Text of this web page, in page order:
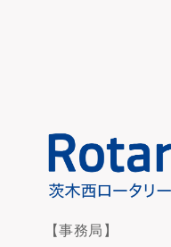
【事務局】